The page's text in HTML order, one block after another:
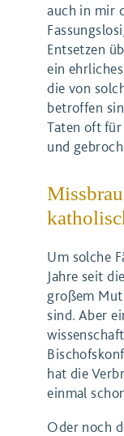
auch in mir
Entsetzen
ein
die von
betroffen
Taten oft
und
Um solche
Jahre seit
großem
sind. Aber
hat die
einmal
Oder noch